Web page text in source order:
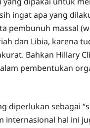
ingat apa yang
pembunuh massal
dan Libia, karena
Bahkan Hillary
pembentukan
diperlukan sebagai
internasional hal ini